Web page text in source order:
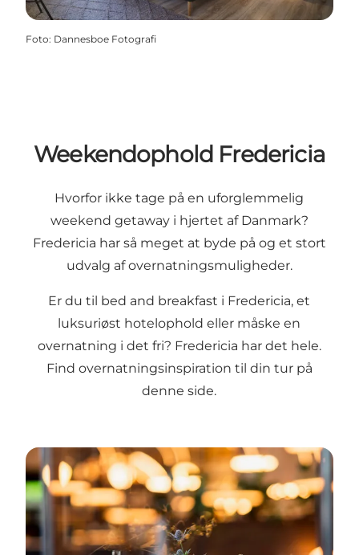
Foto: Dannesboe Fotografi
Weekendophold Fredericia
Hvorfor ikke tage på en uforglemmelig
weekend getaway i hjertet af Danmark?
Fredericia har så meget at byde på og et stort
udvalg af overnatningsmuligheder.
Er du til bed and breakfast i Fredericia, et
luksuriøst hotelophold eller måske en
overnatning i det fri? Fredericia har det hele.
Find overnatningsinspiration til din tur på
denne side.